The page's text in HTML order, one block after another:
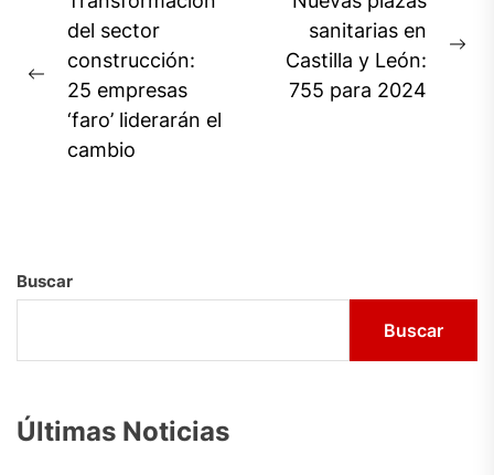
entradas
Previous
post:
del sector
construcción:
25 empresas
‘faro’ liderarán el
cambio
sanitarias en
Castilla y León:
755 para 2024
Buscar
Buscar
Últimas Noticias